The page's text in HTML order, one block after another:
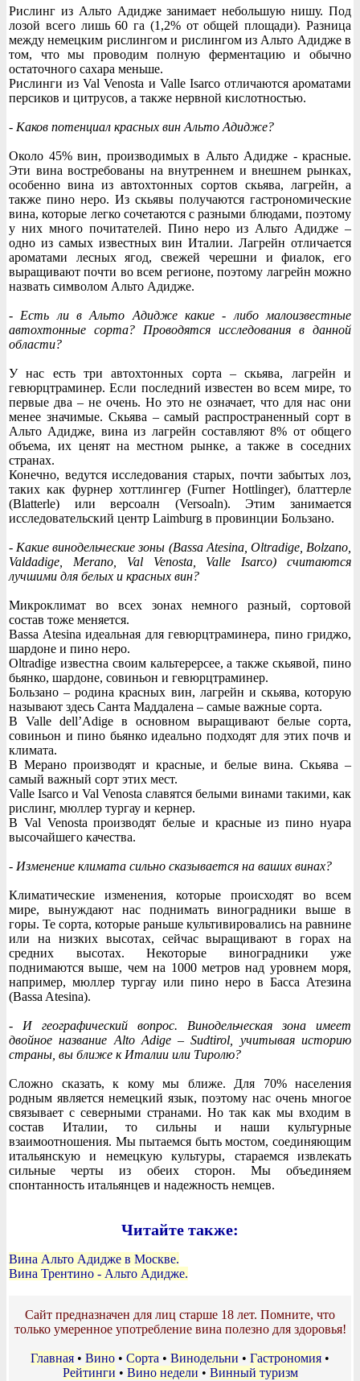
Рислинг из Альто Адидже занимает небольшую нишу. Под
лозой всего лишь 60 га (1,2% от общей площади). Разница
между немецким рислингом и рислингом из Альто Адидже в
том, что мы проводим полную ферментацию и обычно
остаточного сахара меньше.
Рислинги из Val Venosta и Valle Isarco отличаются ароматами
персиков и цитрусов, а также нервной кислотностью.
- Каков потенциал красных вин Альто Адидже?
Около 45% вин, производимых в Альто Адидже - красные.
Эти вина востребованы на внутреннем и внешнем рынках,
особенно вина из автохтонных сортов скьява, лагрейн, а
также пино неро. Из скьявы получаются гастрономические
вина, которые легко сочетаются с разными блюдами, поэтому
у них много почитателей. Пино неро из Альто Адидже –
одно из самых известных вин Италии. Лагрейн отличается
ароматами лесных ягод, свежей черешни и фиалок, его
выращивают почти во всем регионе, поэтому лагрейн можно
назвать символом Альто Адидже.
- Есть ли в Альто Адидже какие - либо малоизвестные
автохтонные сорта? Проводятся исследования в данной
области?
У нас есть три автохтонных сорта – скьява, лагрейн и
гевюрцтраминер. Если последний известен во всем мире, то
первые два – не очень. Но это не означает, что для нас они
менее значимые. Скьява – самый распространенный сорт в
Альто Адидже, вина из лагрейн составляют 8% от общего
объема, их ценят на местном рынке, а также в соседних
странах.
Конечно, ведутся исследования старых, почти забытых лоз,
таких как фурнер хоттлингер (Furner Hottlinger), блаттерле
(Blatterle) или версоалн (Versoaln). Этим занимается
исследовательский центр Laimburg в провинции Бользано.
- Какие винодельческие зоны (Bassa Atesina, Oltradige, Bolzano,
Valdadige, Merano, Val Venosta, Valle Isarco) считаются
лучшими для белых и красных вин?
Микроклимат во всех зонах немного разный, сортовой
состав тоже меняется.
Bassa Atesina идеальная для гевюрцтраминера, пино гриджо,
шардоне и пино неро.
Oltradige известна своим кальтерерсее, а также скьявой, пино
бьянко, шардоне, совиньон и гевюрцтраминер.
Бользано – родина красных вин, лагрейн и скьява, которую
называют здесь Санта Маддалена – самые важные сорта.
В Valle dell’Adige в основном выращивают белые сорта,
совиньон и пино бьянко идеально подходят для этих почв и
климата.
В Мерано производят и красные, и белые вина. Скьява –
самый важный сорт этих мест.
Valle Isarco и Val Venosta славятся белыми винами такими, как
рислинг, мюллер тургау и кернер.
В Val Venosta производят белые и красные из пино нуара
высочайшего качества.
- Изменение климата сильно сказывается на ваших винах?
Климатические изменения, которые происходят во всем
мире, вынуждают нас поднимать виноградники выше в
горы. Те сорта, которые раньше культивировались на равнине
или на низких высотах, сейчас выращивают в горах на
средних высотах. Некоторые виноградники уже
поднимаются выше, чем на 1000 метров над уровнем моря,
например, мюллер тургау или пино неро в Басса Атезина
(Bassa Atesina).
- И географический вопрос. Винодельческая зона имеет
двойное название Alto Adige – Sudtirol, учитывая историю
страны, вы ближе к Италии или Тиролю?
Сложно сказать, к кому мы ближе. Для 70% населения
родным является немецкий язык, поэтому нас очень многое
связывает с северными странами. Но так как мы входим в
состав Италии, то сильны и наши культурные
взаимоотношения. Мы пытаемся быть мостом, соединяющим
итальянскую и немецкую культуры, стараемся извлекать
сильные черты из обеих сторон. Мы объединяем
спонтанность итальянцев и надежность немцев.
Читайте также:
Вина Альто Адидже в Москве.
Вина Трентино - Альто Адидже.
Сайт предназначен для лиц старше 18 лет. Помните, что
только умеренное употребление вина полезно для здоровья!
Главная • Вино • Сорта • Винодельни • Гастрономия •
Рейтинги • Вино недели • Винный туризм